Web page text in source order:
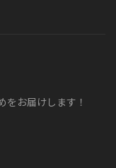
をお届けします！